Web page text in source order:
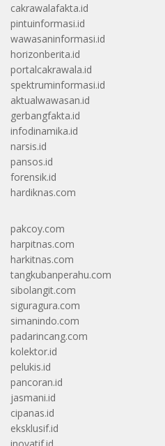
cakrawalafakta.id
pintuinformasi.id
wawasaninformasi.id
horizonberita.id
portalcakrawala.id
spektruminformasi.id
aktualwawasan.id
gerbangfakta.id
infodinamika.id
narsis.id
pansos.id
forensik.id
hardiknas.com
pakcoy.com
harpitnas.com
harkitnas.com
tangkubanperahu.com
sibolangit.com
siguragura.com
simanindo.com
padarincang.com
kolektor.id
pelukis.id
pancoran.id
jasmani.id
cipanas.id
eksklusif.id
inovatif.id